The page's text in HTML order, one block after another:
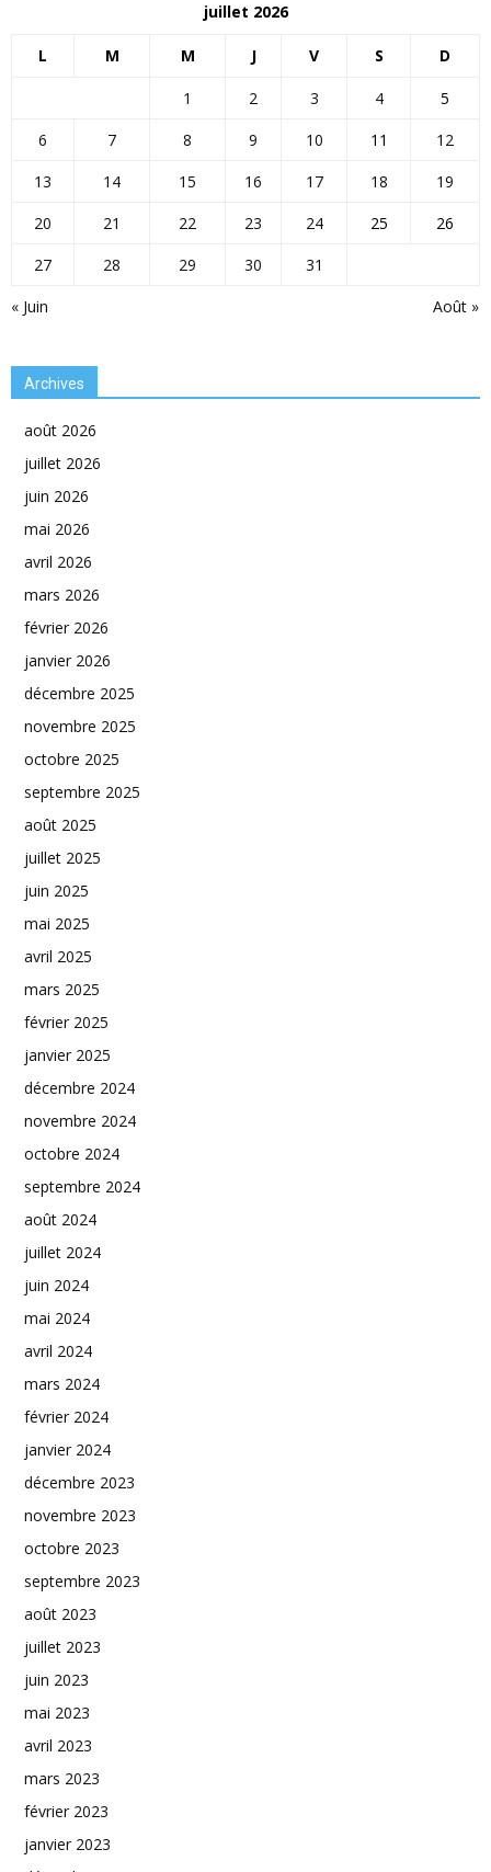
juillet 2026
L M M J V S D
« Juin Août »
1 2 3 4
5
6
7 8 9 10 11
12
13
14 15 16 17 18
19
20
21 22 23 24 25
26
27
28 29 30 31
Archives
août 2026
juillet 2026
juin 2026
mai 2026
avril 2026
mars 2026
février 2026
janvier 2026
décembre 2025
novembre 2025
octobre 2025
septembre 2025
août 2025
juillet 2025
juin 2025
mai 2025
avril 2025
mars 2025
février 2025
janvier 2025
décembre 2024
novembre 2024
octobre 2024
septembre 2024
août 2024
juillet 2024
juin 2024
mai 2024
avril 2024
mars 2024
février 2024
janvier 2024
décembre 2023
novembre 2023
octobre 2023
septembre 2023
août 2023
juillet 2023
juin 2023
mai 2023
avril 2023
mars 2023
février 2023
janvier 2023